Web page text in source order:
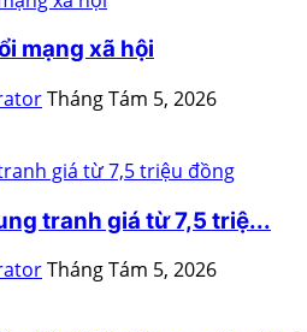
mạng xã hội
Tháng Tám 5, 2026
tranh giá từ 7,5 triệ...
Tháng Tám 5, 2026